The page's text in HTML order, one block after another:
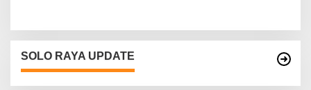
SOLO RAYA UPDATE